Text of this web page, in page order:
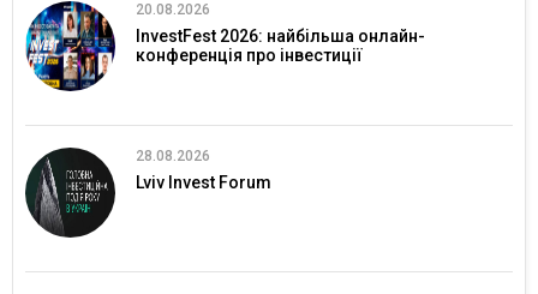
20.08.2026
InvestFest 2026: найбільша онлайн-
конференція про інвестиції
28.08.2026
Lviv Invest Forum